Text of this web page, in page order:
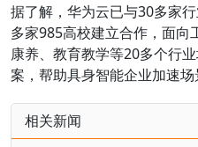
据了解，华为云已与30多家
多家985高校建立合作，面向
康养、教育教学等20多个行
案，帮助具身智能企业加速场
相关新闻